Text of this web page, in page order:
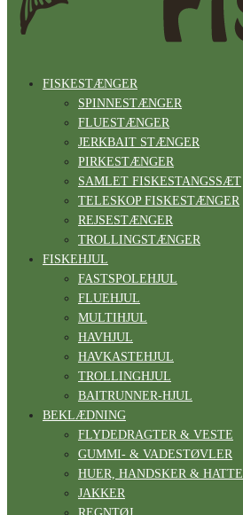
FISKESTÆNGER
SPINNESTÆNGER
FLUESTÆNGER
JERKBAIT STÆNGER
PIRKESTÆNGER
SAMLET FISKESTANGSSÆT
TELESKOP FISKESTÆNGER
REJSESTÆNGER
TROLLINGSTÆNGER
FISKEHJUL
FASTSPOLEHJUL
FLUEHJUL
MULTIHJUL
HAVHJUL
HAVKASTEHJUL
TROLLINGHJUL
BAITRUNNER-HJUL
BEKLÆDNING
FLYDEDRAGTER & VESTE
GUMMI- & VADESTØVLER
HUER, HANDSKER & HATTE
JAKKER